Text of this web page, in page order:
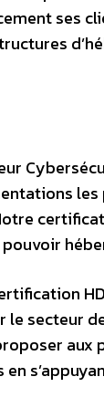
ses
les
le secteur